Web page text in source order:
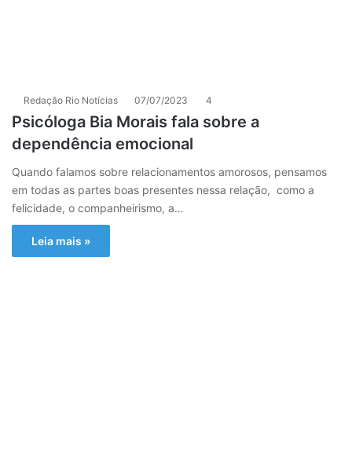
Redação Rio Notícias 07/07/2023 4
Psicóloga Bia Morais fala sobre a
dependência emocional
Quando falamos sobre relacionamentos amorosos, pensamos
em todas as partes boas presentes nessa relação, como a
felicidade, o companheirismo, a…
Leia mais »